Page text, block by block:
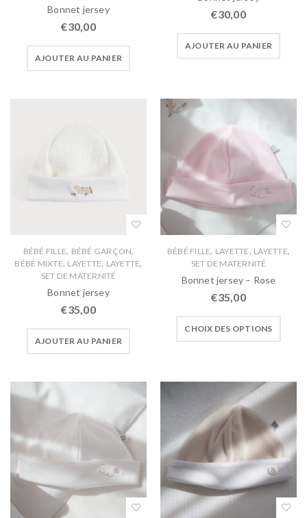
Bonnet jersey
€30,00
AJOUTER AU PANIER
€30,00
AJOUTER AU PANIER
BÉBÉ FILLE, BÉBÉ GARÇON,
BÉBÉ MIXTE, LAYETTE, LAYETTE,
SET DE MATERNITÉ
Bonnet jersey
€35,00
AJOUTER AU PANIER
BÉBÉ FILLE, LAYETTE, LAYETTE,
SET DE MATERNITÉ
Bonnet jersey – Rose
€35,00
CHOIX DES OPTIONS